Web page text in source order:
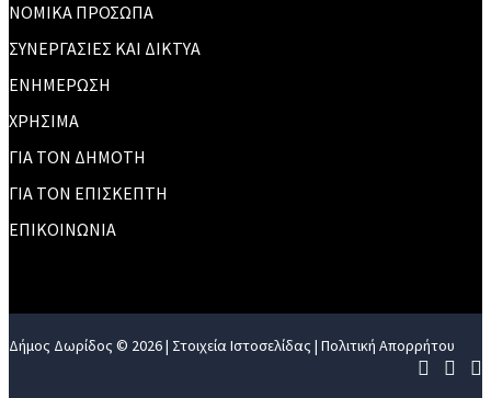
ΝΟΜΙΚΑ ΠΡΟΣΩΠΑ
ΣΥΝΕΡΓΑΣΙΕΣ ΚΑΙ ΔΙΚΤΥΑ
ΕΝΗΜΕΡΩΣΗ
ΧΡΗΣΙΜΑ
ΓΙΑ ΤΟΝ ΔΗΜΟΤΗ
ΓΙΑ ΤΟΝ ΕΠΙΣΚΕΠΤΗ
ΕΠΙΚΟΙΝΩΝΙΑ
Δήμος Δωρίδος © 2026 | Στοιχεία Ιστοσελίδας | Πολιτική Απορρήτου